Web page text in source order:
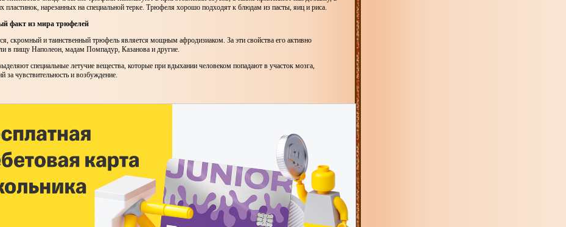
пластинок, нарезанных на специальной терке. Трюфеля хорошо подходят к блюдам из пасты, яиц и риса.
факт из мира трюфелей
скромный и таинственный трюфель является мощным афродизиаком. За эти свойства его активно
в пищу Наполеон, мадам Помпадур, Казанова и другие.
специальные летучие вещества, которые при вдыхании человеком попадают в участок мозга,
за чувствительность и возбуждение.